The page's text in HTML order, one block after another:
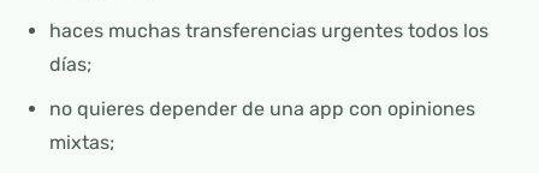
haces muchas transferencias urgentes todos los
días;
no quieres depender de una app con opiniones
mixtas;